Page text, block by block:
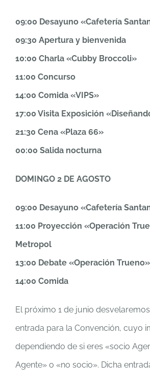
09:00 Desayuno «Cafetería
09:30 Apertura y bienvenida
10:00 Charla «Cubby Broccoli»
11:00 Concurso
14:00 Comida «VIPS»
17:00 Visita Exposición
21:30 Cena «Plaza 66»
00:00 Salida nocturna
DOMINGO 2 DE AGOSTO
09:00 Desayuno «Cafetería
11:00 Proyección «Operación
Metropol
13:00 Debate «Operación Trueno»
14:00 Comida
El próximo 1 de junio
entrada para la Convención, cuyo
dependiendo de si eres «socio
Agente» o «no socio». Dicha